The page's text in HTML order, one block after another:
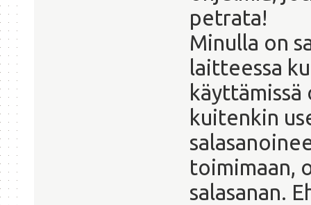
petrata!
Minulla on
laitteessa
käyttämissä
kuitenkin
toimimaan,
salasanan.